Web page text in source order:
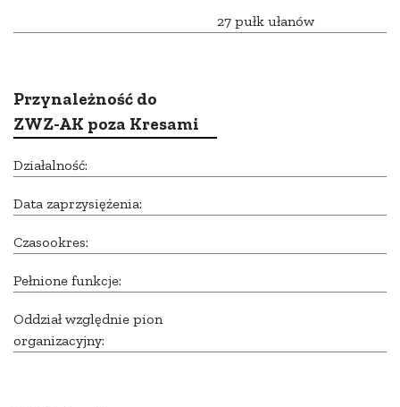
27 pułk ułanów
Przynależność do
ZWZ-AK poza Kresami
Działalność:
Data zaprzysiężenia:
Czasookres:
Pełnione funkcje:
Oddział względnie pion
organizacyjny: